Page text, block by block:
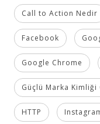
Call to Action Nedir
Facebook
Google Chrome
Güçlü Marka Kimliği
HTTP